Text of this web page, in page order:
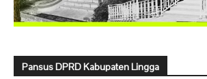
Pansus DPRD Kabupaten Lingga